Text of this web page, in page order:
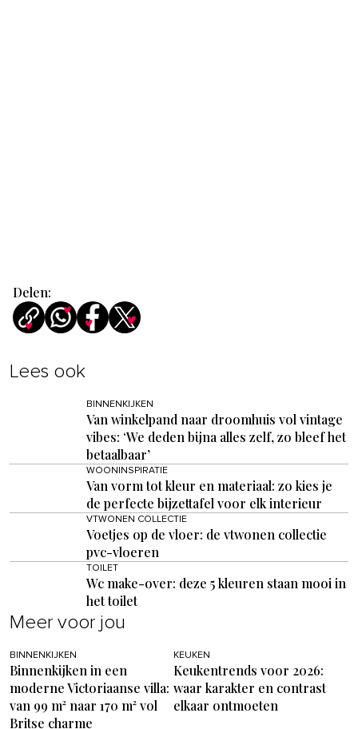
Delen:
Lees ook
BINNENKIJKEN
Van winkelpand naar droomhuis vol vintage
vibes: ‘We deden bijna alles zelf, zo bleef het
betaalbaar’
WOONINSPIRATIE
Van vorm tot kleur en materiaal: zo kies je
de perfecte bijzettafel voor elk interieur
VTWONEN COLLECTIE
Voetjes op de vloer: de vtwonen collectie
pvc-vloeren
TOILET
Wc make-over: deze 5 kleuren staan mooi in
het toilet
Meer voor jou
BINNENKIJKEN
Binnenkijken in een
moderne Victoriaanse villa:
van 99 m² naar 170 m² vol
Britse charme
KEUKEN
Keukentrends voor 2026:
waar karakter en contrast
elkaar ontmoeten